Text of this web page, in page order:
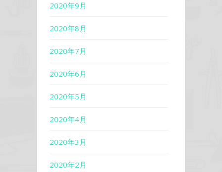
2020年9月
2020年8月
2020年7月
2020年6月
2020年5月
2020年4月
2020年3月
2020年2月